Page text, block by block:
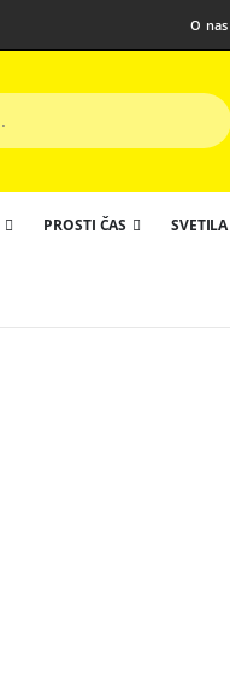
O nas
PROSTI ČAS SVETILA